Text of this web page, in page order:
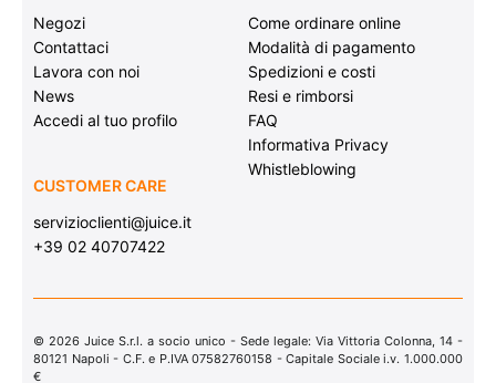
Negozi
Contattaci
Lavora con noi
News
Accedi al tuo profilo
CUSTOMER CARE
servizioclienti@juice.it
+39 02 40707422
Come ordinare online
Modalità di pagamento
Spedizioni e costi
Resi e rimborsi
FAQ
Informativa Privacy
Whistleblowing
© 2026 Juice S.r.l. a socio unico - Sede legale: Via Vittoria Colonna, 14 -
80121 Napoli - C.F. e P.IVA 07582760158 - Capitale Sociale i.v. 1.000.000
€